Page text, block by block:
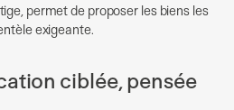
permet de proposer les biens les
exigeante.
ciblée, pensée